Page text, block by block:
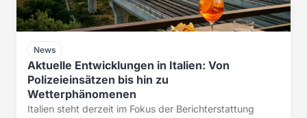
News
Aktuelle Entwicklungen in Italien: Von
Polizeieinsätzen bis hin zu
Wetterphänomenen
Italien steht derzeit im Fokus der Berichterstattung